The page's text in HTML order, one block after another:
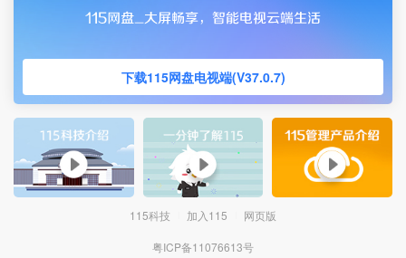
下载115网盘电视端(V37.0.7)
115科技 加入115 网页版
粤ICP备11076613号